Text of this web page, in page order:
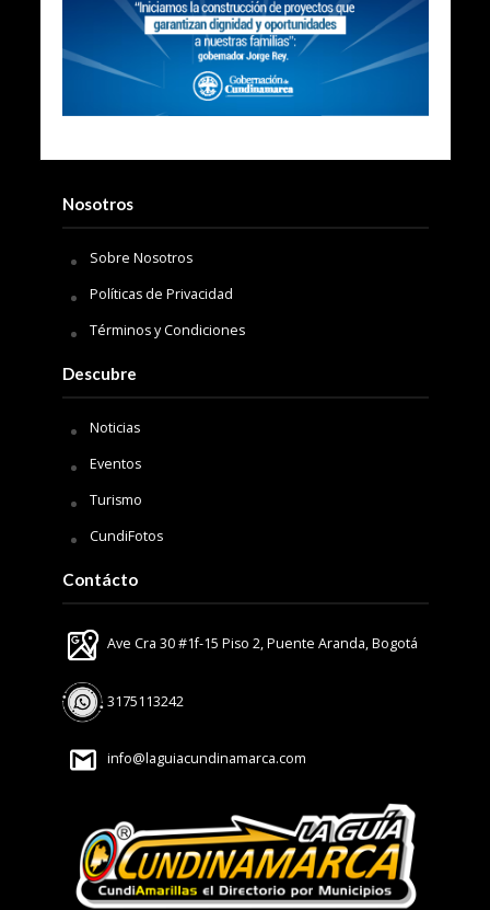
Nosotros
Sobre Nosotros
Políticas de Privacidad
Términos y Condiciones
Descubre
Noticias
Eventos
Turismo
CundiFotos
Contácto
Ave Cra 30 #1f-15 Piso 2, Puente Aranda, Bogotá
3175113242
info@laguiacundinamarca.com